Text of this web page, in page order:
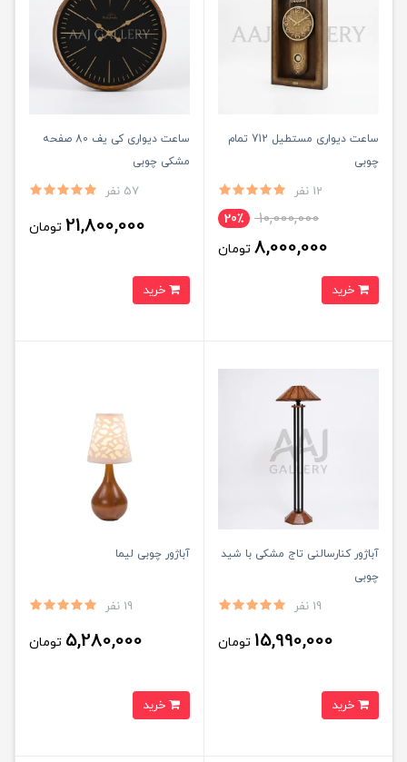
ساعت دیواری مستطیل 712 تمام
چوبی
12 نفر
10,000,000 20٪
8,000,000 تومان
ساعت دیواری کی یف 80 صفحه
مشکی چوبی
57 نفر
21,800,000 تومان
آباژور کنارسالنی تاج مشکی با شید
چوبی
19 نفر
15,990,000 تومان
آباژور چوبی لیما
19 نفر
5,280,000 تومان